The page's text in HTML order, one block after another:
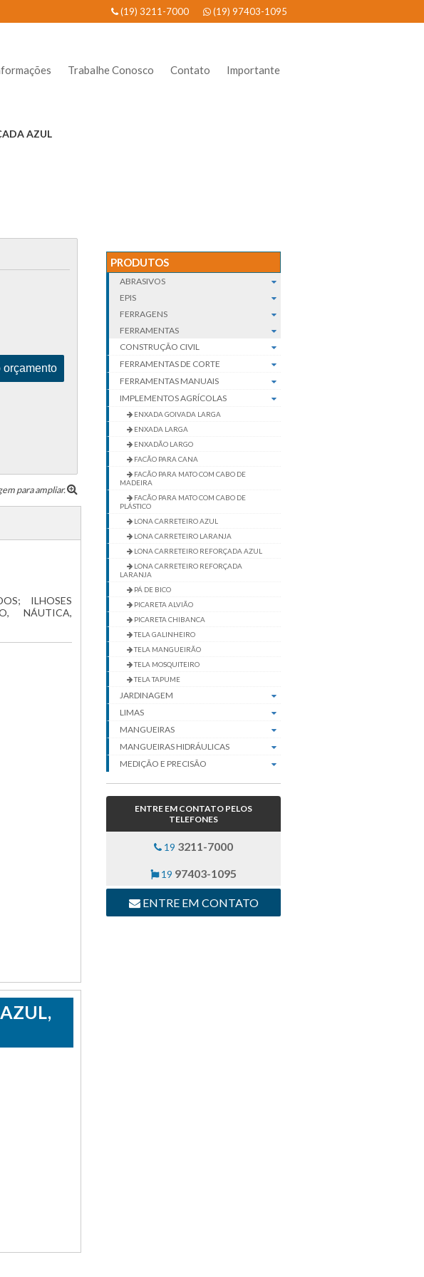
(19) 3211-7000 (19) 97403-1095
Trabalhe Conosco Contato Importante
AZUL
para ampliar.
ILHOSES
NÁUTICA,
PRODUTOS
ABRASIVOS
EPIS
FERRAGENS
FERRAMENTAS
CONSTRUÇÃO CIVIL
FERRAMENTAS DE CORTE
FERRAMENTAS MANUAIS
IMPLEMENTOS AGRÍCOLAS
ENXADA GOIVADA LARGA
ENXADA LARGA
ENXADÃO LARGO
FACÃO PARA CANA
FACÃO PARA MATO COM CABO DE
MADEIRA
FACÃO PARA MATO COM CABO DE
PLÁSTICO
LONA CARRETEIRO AZUL
LONA CARRETEIRO LARANJA
LONA CARRETEIRO REFORÇADA AZUL
LONA CARRETEIRO REFORÇADA
LARANJA
PÁ DE BICO
PICARETA ALVIÃO
PICARETA CHIBANCA
TELA GALINHEIRO
TELA MANGUEIRÃO
TELA MOSQUITEIRO
TELA TAPUME
JARDINAGEM
LIMAS
MANGUEIRAS
MANGUEIRAS HIDRÁULICAS
MEDIÇÃO E PRECISÃO
PINTURA
SOLDA
FIXADORES
MOVIMENTAÇÃO DE CARGA
ENTRE EM CONTATO PELOS
TELEFONES
19 3211-7000
19 97403-1095
ENTRE EM CONTATO